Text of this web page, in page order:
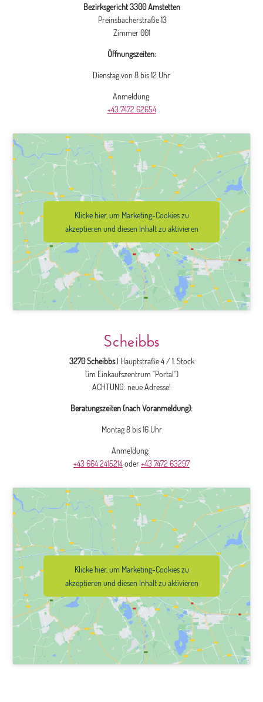
Bezirksgericht 3300 Amstetten
Preinsbacherstraße 13
Zimmer 001
Öffnungszeiten:
Dienstag von 8 bis 12 Uhr
Anmeldung:
+43 7472 62654
Klicke hier, um Marketing-Cookies zu
akzeptieren und diesen Inhalt zu aktivieren
Scheibbs
3270 Scheibbs| Hauptstraße 4 / 1. Stock
(im Einkaufszentrum "Portal")
ACHTUNG: neue Adresse!
Beratungszeiten (nach Voranmeldung):
Montag 8 bis 16 Uhr
Anmeldung:
+43 664 2415214oder+43 7472 63297
Klicke hier, um Marketing-Cookies zu
akzeptieren und diesen Inhalt zu aktivieren